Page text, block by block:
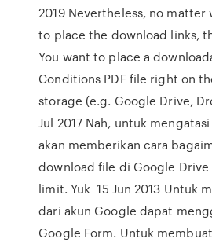
2019 Nevertheless, no matter
to place the download links,
You want to place a
Conditions PDF file right on
storage (e.g. Google Drive,
Jul 2017 Nah, untuk
akan memberikan cara
download file di Google Drive
limit. Yuk 15 Jun 2013 Untuk
dari akun Google dapat
Google Form. Untuk